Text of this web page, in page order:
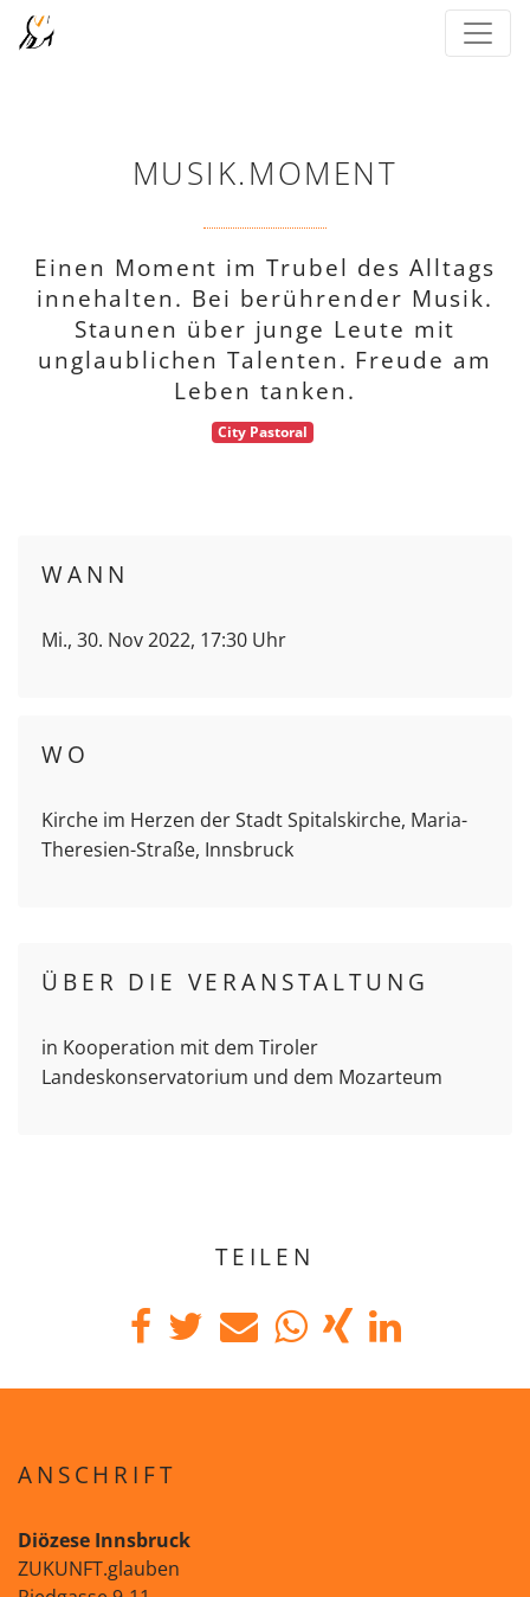
MUSIK.MOMENT
Einen Moment im Trubel des Alltags
innehalten. Bei berührender Musik.
Staunen über junge Leute mit
unglaublichen Talenten. Freude am
Leben tanken.
City Pastoral
WANN
Mi., 30. Nov 2022, 17:30 Uhr
WO
Kirche im Herzen der Stadt Spitalskirche, Maria-
Theresien-Straße, Innsbruck
ÜBER DIE VERANSTALTUNG
in Kooperation mit dem Tiroler
Landeskonservatorium und dem Mozarteum
TEILEN
ANSCHRIFT
Diözese Innsbruck
ZUKUNFT.glauben